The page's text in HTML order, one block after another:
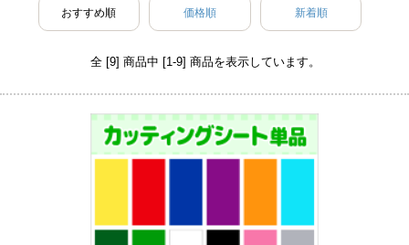
おすすめ順 価格順 新着順
全 [9] 商品中 [1-9] 商品を表示しています。